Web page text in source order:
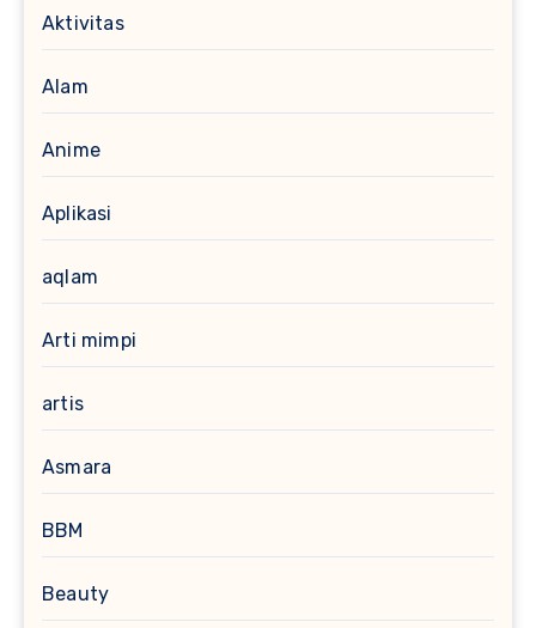
Aktivitas
Alam
Anime
Aplikasi
aqlam
Arti mimpi
artis
Asmara
BBM
Beauty